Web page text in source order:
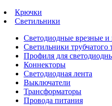
Крючки
Светильники
Светодиодные врезные и
Светильники трубчатого
Профиля для
Коннекторы
Светодиодная лента
Выключатели
Трансформаторы
Провода питания